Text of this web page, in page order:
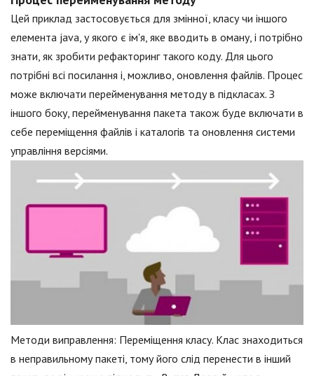
Цей приклад застосовується для змінної, класу чи іншого
елемента java, у якого є ім'я, яке вводить в оману, і потрібно
знати, як зробити рефакторинг такого коду. Для цього
потрібні всі посилання і, можливо, оновлення файлів. Процес
може включати перейменування методу в підкласах. З
іншого боку, перейменування пакета також буде включати в
себе переміщення файлів і каталогів та оновлення системи
управління версіями.
Методи виправлення: Переміщення класу. Клас знаходиться
в неправильному пакеті, тому його слід перенести в інший